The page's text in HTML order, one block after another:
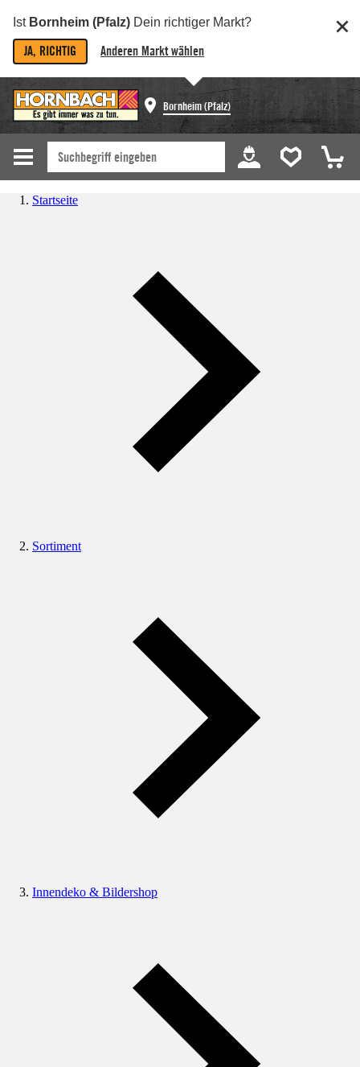
Ist Bornheim (Pfalz) Dein richtiger Markt?
JA, RICHTIG Anderen Markt wählen
Bornheim (Pfalz)
Startseite
Sortiment
Innendeko & Bildershop